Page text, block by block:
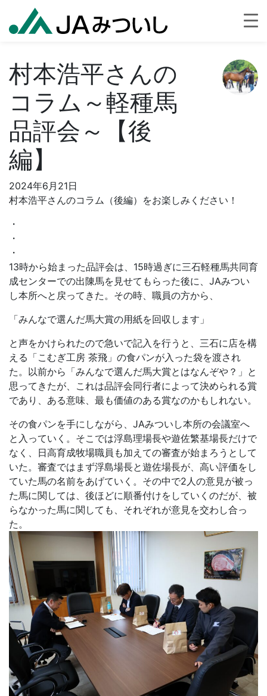
村本浩平さんの
コラム～軽種馬
品評会～【後
編】
2024年6月21日
村本浩平さんのコラム（後編）をお楽しみください！
・
・
・
13時から始まった品評会は、15時過ぎに三石軽種馬共同育
成センターでの出陳馬を見せてもらった後に、JAみつい
し本所へと戻ってきた。その時、職員の方から、
「みんなで選んだ馬大賞の用紙を回収します」
と声をかけられたので急いで記入を行うと、三石に店を構
える「こむぎ工房 茶飛」の食パンが入った袋を渡され
た。以前から「みんなで選んだ馬大賞とはなんぞや？」と
思ってきたが、これは品評会同行者によって決められる賞
であり、ある意味、最も価値のある賞なのかもしれない。
その食パンを手にしながら、JAみついし本所の会議室へ
と入っていく。そこでは浮島理場長や遊佐繁基場長だけで
なく、日高育成牧場職員も加えての審査が始まろうとして
いた。審査ではまず浮島場長と遊佐場長が、高い評価をし
ていた馬の名前をあげていく。その中で2人の意見が被っ
た馬に関しては、後ほどに順番付けをしていくのだが、被
らなかった馬に関しても、それぞれが意見を交わし合っ
た。